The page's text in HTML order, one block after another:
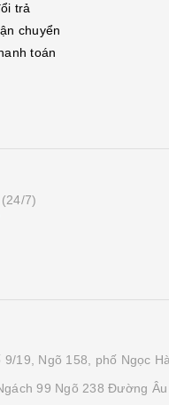
trả
chuyển
toán
7)
19, Ngõ 158, phố Ngọc
99 Ngõ 238 Đường